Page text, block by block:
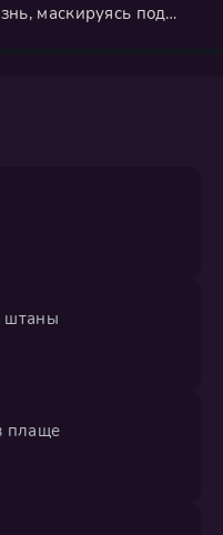
маскируясь под
принц и принцесса
штаны
плаще